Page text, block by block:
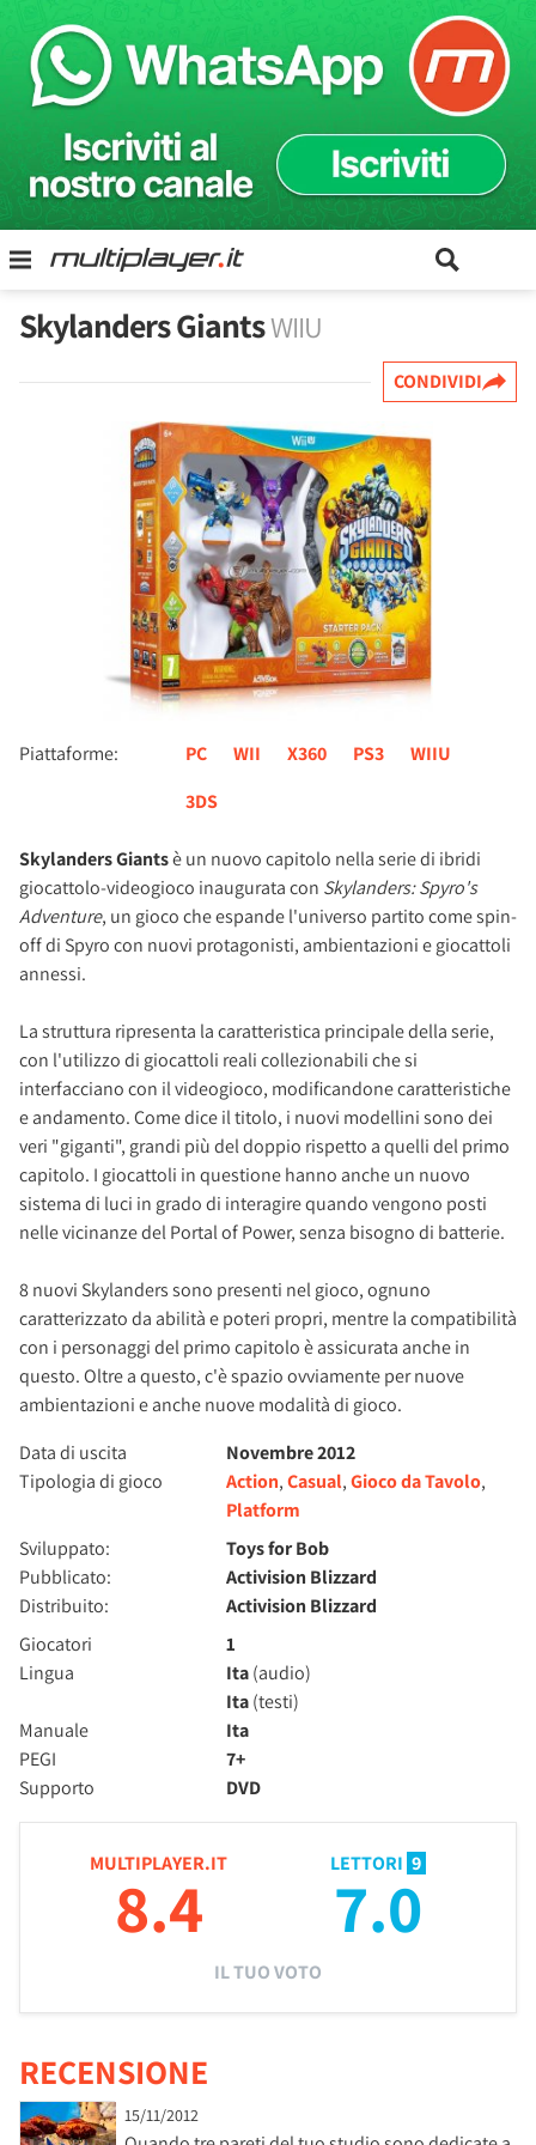
Skylanders GiantsWIIU
CONDIVIDI
Piattaforme: PC WII X360 PS3
WIIU
3DS
Skylanders Giantsè un nuovo capitolo nella serie di ibridi
giocattolo-videogioco inaugurata con Skylanders: Spyro's
Adventure, un gioco che espande l'universo partito come spin-
off di Spyro con nuovi protagonisti, ambientazioni e giocattoli
annessi.
La struttura ripresenta la caratteristica principale della serie,
con l'utilizzo di giocattoli reali collezionabili che si
interfacciano con il videogioco, modificandone caratteristiche
e andamento. Come dice il titolo, i nuovi modellini sono dei
veri "giganti", grandi più del doppio rispetto a quelli del primo
capitolo. I giocattoli in questione hanno anche un nuovo
sistema di luci in grado di interagire quando vengono posti
nelle vicinanze del Portal of Power, senza bisogno di batterie.
8 nuovi Skylanders sono presenti nel gioco, ognuno
caratterizzato da abilità e poteri propri, mentre la compatibilità
con i personaggi del primo capitolo è assicurata anche in
questo. Oltre a questo, c'è spazio ovviamente per nuove
ambientazioni e anche nuove modalità di gioco.
Data di uscita
Novembre 2012
Tipologia di gioco
Action,Casual,Gioco da Tavolo,
Platform
Sviluppato:
Toys for Bob
Pubblicato:
Activision Blizzard
Distribuito:
Activision Blizzard
Giocatori
1
Lingua
Ita(audio)
Ita(testi)
Manuale
Ita
PEGI
7+
Supporto
DVD
MULTIPLAYER.IT
8.4
LETTORI 9
7.0
IL TUO VOTO
RECENSIONE
15/11/2012